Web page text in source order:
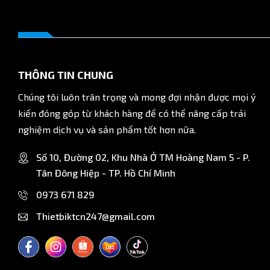
Chất liệu: PVC dẻo
Màu sắc: Trong suốt hoặc màu đen
Ứng dụng: Treo bảng, phụ kiện, dụng cụ cỡ vừa
Mua hàng chính hãng
Công ty TNHH Thiết Bị Kỹ Thuật Công Nghiệp Việt Nam phân
hàng toàn quốc.
THÔNG TIN CHUNG
Chúng tôi luôn trân trọng và mong đợi nhận được mọi ý
kiến đóng góp từ khách hàng để có thể nâng cấp trải
nghiệm dịch vụ và sản phẩm tốt hơn nữa.
Số 10, Đường 02, Khu Nhà Ở TM Hoàng Nam 5 - P.
Tân Đông Hiệp - TP. Hồ Chí Minh
0973 671 829
Thietbiktcn247@gmail.com